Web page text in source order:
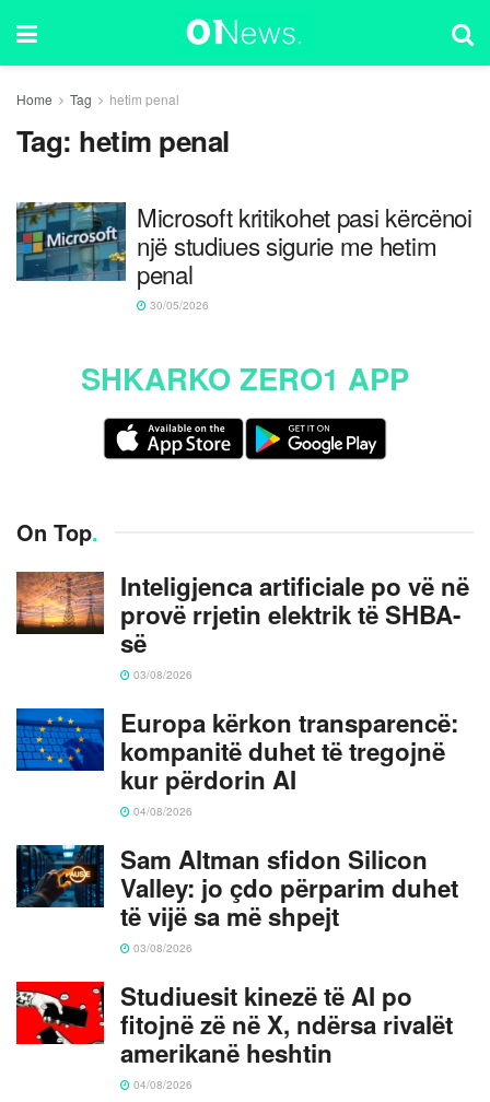
Home Tag hetim penal
Tag: hetim penal
Microsoft kritikohet pasi kërcënoi
një studiues sigurie me hetim
penal
30/05/2026
SHKARKO ZERO1 APP
On Top.
Inteligjenca artificiale po vë në
provë rrjetin elektrik të SHBA-
së
03/08/2026
Europa kërkon transparencë:
kompanitë duhet të tregojnë
kur përdorin AI
04/08/2026
Sam Altman sfidon Silicon
Valley: jo çdo përparim duhet
të vijë sa më shpejt
03/08/2026
Studiuesit kinezë të AI po
fitojnë zë në X, ndërsa rivalët
amerikanë heshtin
04/08/2026